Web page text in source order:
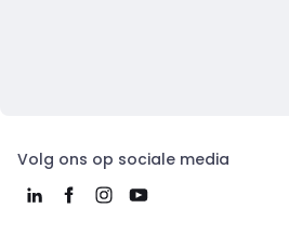
Volg ons op sociale media